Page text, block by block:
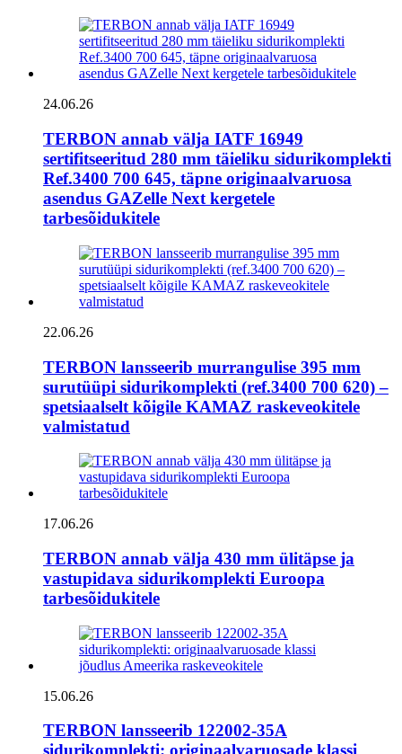
24.06.26
TERBON annab välja IATF 16949
sertifitseeritud 280 mm täieliku sidurikomplekti
Ref.3400 700 645, täpne originaalvaruosa
asendus GAZelle Next kergetele
tarbesõidukitele
22.06.26
TERBON lansseerib murrangulise 395 mm
surutüüpi sidurikomplekti (ref.3400 700 620) –
spetsiaalselt kõigile KAMAZ raskeveokitele
valmistatud
17.06.26
TERBON annab välja 430 mm ülitäpse ja
vastupidava sidurikomplekti Euroopa
tarbesõidukitele
15.06.26
TERBON lansseerib 122002-35A